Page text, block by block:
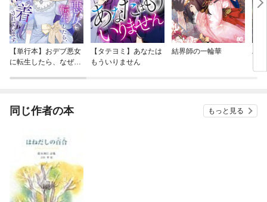
【単行本】おデブ悪女
に転生したら、なぜか
【タテヨミ】あなたは
もういりません
結界師の一輪華
バ
今
同じ作者の本 もっと見る